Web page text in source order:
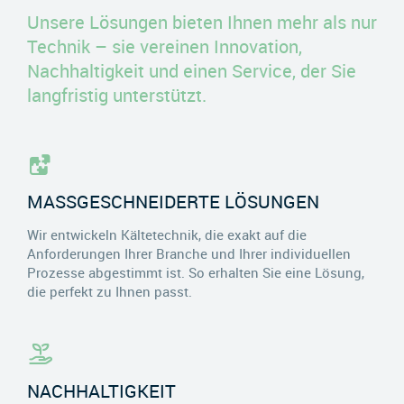
Unsere Lösungen bieten Ihnen mehr als nur
Technik – sie vereinen Innovation,
Nachhaltigkeit und einen Service, der Sie
langfristig unterstützt.
MASSGESCHNEIDERTE LÖSUNGEN
Wir entwickeln Kältetechnik, die exakt auf die
Anforderungen Ihrer Branche und Ihrer individuellen
Prozesse abgestimmt ist. So erhalten Sie eine Lösung,
die perfekt zu Ihnen passt.
NACHHALTIGKEIT